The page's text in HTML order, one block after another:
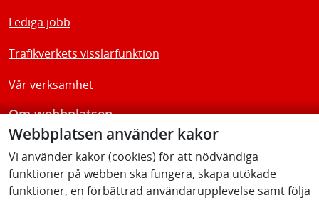
Webbplatsen använder kakor
Vi använder kakor (cookies) för att nödvändiga
funktioner på webben ska fungera, skapa utökade
funktioner, en förbättrad användarupplevelse samt följa
Lediga jobb
Trafikverkets visslarfunktion
Vår verksamhet
Om webbplatsen
Tillgänglighetsredogörelse
Följ oss